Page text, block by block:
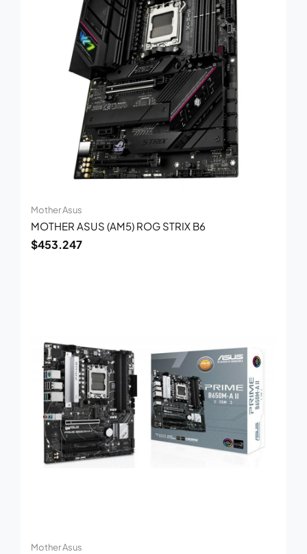
Mother Asus
MOTHER ASUS (AM5) ROG STRIX B6
$453.247
Mother Asus